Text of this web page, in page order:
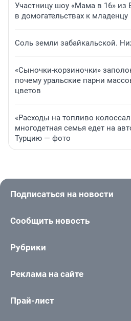
Участницу шоу «Мама в 16» из
в домогательствах к младенцу
Соль земли забайкальской.
«Сыночки-корзиночки»
почему уральские парни
цветов
«Расходы на топливо
многодетная семья едет на
Турцию — фото
Подписаться на новости
Сообщить новость
Рубрики
Реклама на сайте
Прай-лист